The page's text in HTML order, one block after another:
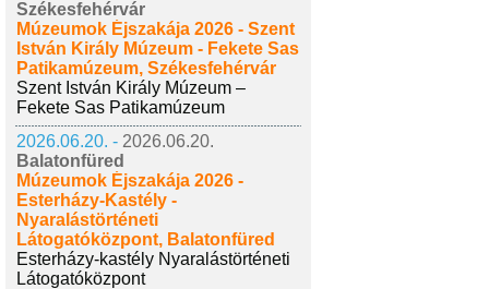
Székesfehérvár
Múzeumok Éjszakája 2026 - Szent
István Király Múzeum - Fekete Sas
Patikamúzeum, Székesfehérvár
Szent István Király Múzeum –
Fekete Sas Patikamúzeum
2026.06.20. - 2026.06.20.
Balatonfüred
Múzeumok Éjszakája 2026 -
Esterházy-Kastély -
Nyaralástörténeti
Látogatóközpont, Balatonfüred
Esterházy-kastély Nyaralástörténeti
Látogatóközpont